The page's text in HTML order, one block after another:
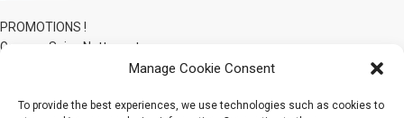
Manage Cookie Consent
To provide the best experiences, we use technologies such as cookies to
PROMOTIONS !
Gamme Soins Nettoyants
Gamme Phyt’Sublim Eyes : Soin des yeux
Aqua PHYT’S